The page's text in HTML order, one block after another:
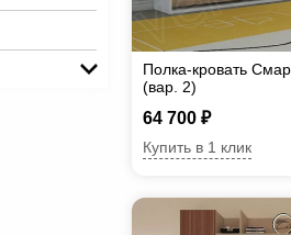
Полка-кровать
(вар. 2)
64 700 ₽
Купить в 1 клик